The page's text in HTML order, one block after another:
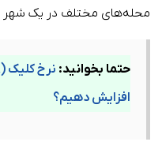
محله‌های مختلف در یک شهر
حتما بخوانید:
افزایش دهیم؟